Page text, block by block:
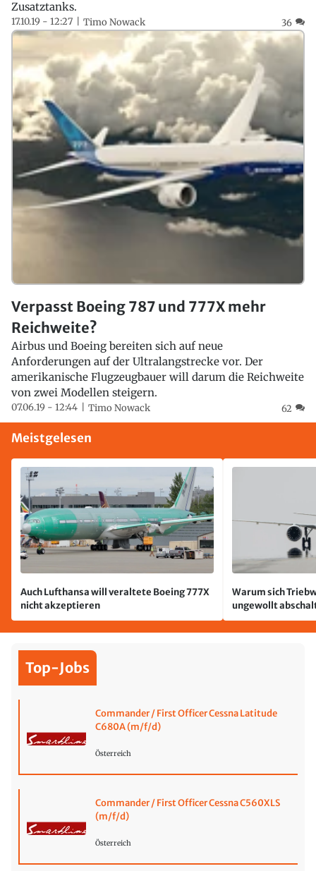
Zusatztanks.
17.10.19 - 12:27 Timo Nowack 36
Verpasst Boeing 787 und 777X mehr
Reichweite?
Airbus und Boeing bereiten sich auf neue
Anforderungen auf der Ultralangstrecke vor. Der
amerikanische Flugzeugbauer will darum die Reichweite
von zwei Modellen steigern.
07.06.19 - 12:44 Timo Nowack 62
Meistgelesen
Auch Lufthansa will veraltete Boeing 777X
nicht akzeptieren
Warum sich
ungewollt
passiert
Top-Jobs
Commander / First Officer Cessna Latitude
C680A (m/f/d)
Österreich
Commander / First Officer Cessna C560XLS
(m/f/d)
Österreich